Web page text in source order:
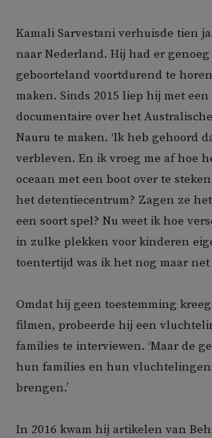
Kamali Sarvestani verhuisde tien
naar Nederland. Hij had er
geboorteland voortdurend te
maken. Sinds 2015 liep hij met een
documentaire over het
Nauru te maken. ‘Ik heb gehoord
verbleven. En ik vroeg me af hoe
oceaan met een boot over te
het detentiecentrum? Zagen ze
een soort spel? Nu weet ik hoe
in zulke plekken voor kinderen
toentertijd was ik het nog maar net
Omdat hij geen toestemming
filmen, probeerde hij een
families te interviewen. ‘Maar de
hun families en hun
brengen.’
In 2016 kwam hij artikelen van